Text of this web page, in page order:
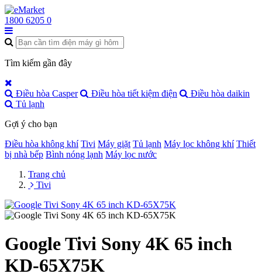
1800 6205 0
Tìm kiếm gần đây
Điều hòa Casper Điều hòa tiết kiệm điện
Điều hòa daikin
Tủ lạnh
Gợi ý cho bạn
Điều hòa không khí Tivi Máy giặt Tủ lạnh Máy lọc không khí Thiết
bị nhà bếp Bình nóng lạnh Máy lọc nước
Trang chủ
Tivi
Google Tivi Sony 4K 65 inch
KD-65X75K